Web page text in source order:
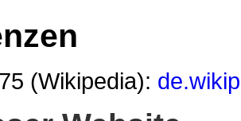
(Wikipedia):